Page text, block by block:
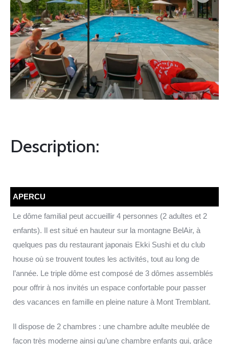
Description:
APERCU
Le dôme familial peut accueillir 4 personnes (2 adultes et 2
enfants). Il est situé en hauteur sur la montagne BelAir, à
quelques pas du restaurant japonais Ekki Sushi et du club
house où se trouvent toutes les activités, tout au long de
l’année. Le triple dôme est composé de 3 dômes assemblés
pour offrir à nos invités un espace confortable pour passer
des vacances en famille en pleine nature à Mont Tremblant.
Il dispose de 2 chambres : une chambre adulte meublée de
façon très moderne ainsi qu’une chambre enfants qui, grâce